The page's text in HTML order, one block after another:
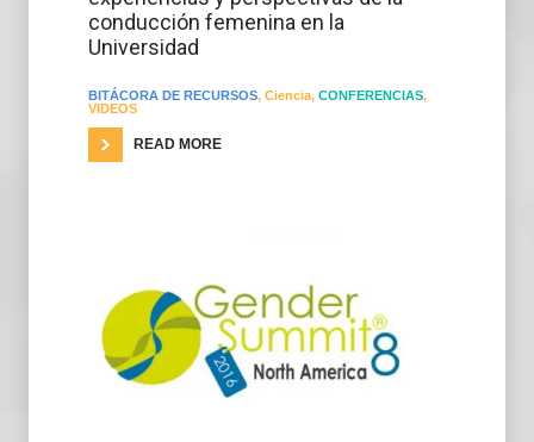
conducción femenina en la
Universidad
BITÁCORA DE RECURSOS, Ciencia, CONFERENCIAS,
VIDEOS
READ MORE